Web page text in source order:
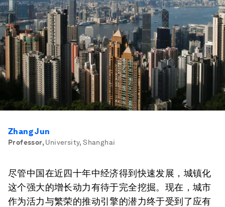
Zhang Jun
Professor, University, Shanghai
尽管中国在近四十年中经济得到快速发展，城镇化
这个强大的增长动力有待于完全挖掘。现在，城市
作为活力与繁荣的推动引擎的潜力终于受到了应有